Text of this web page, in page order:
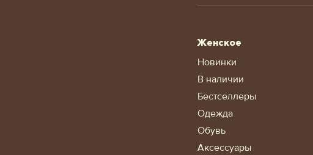
Женское
Новинки
В наличии
Бестселлеры
Одежда
Обувь
Аксессуары